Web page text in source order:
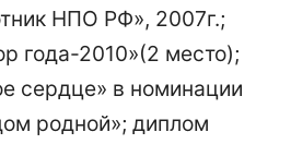
НПО РФ», 2007г.;
года-2010»(2 место);
сердце» в номинации
родной»; диплом